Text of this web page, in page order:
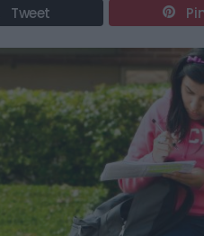
Tweet